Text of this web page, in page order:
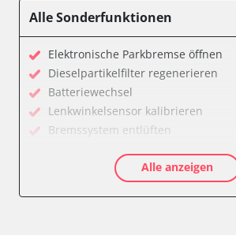
Batteriemanagement
CD-Wechsler
Command
Dachbedieneinheit (DBE)
Diagnoseschnittstelle (EOBD/OBDII)
Einparkhilfe
Elektronische Zündanlage
Elektronisches Stabilitätsprogramm
Elektronisches Wählhebel-Modul
Alle Sonderfunktionen
Elektronische Parkbremse öffnen
Dieselpartikelfilter regenerieren
Batteriewechsel
Lenkwinkelsensor kalibrieren
Bremssystem entlüften
Luftmassenmesser anlernen
Elektronische Parkbremse
Alle anzeigen